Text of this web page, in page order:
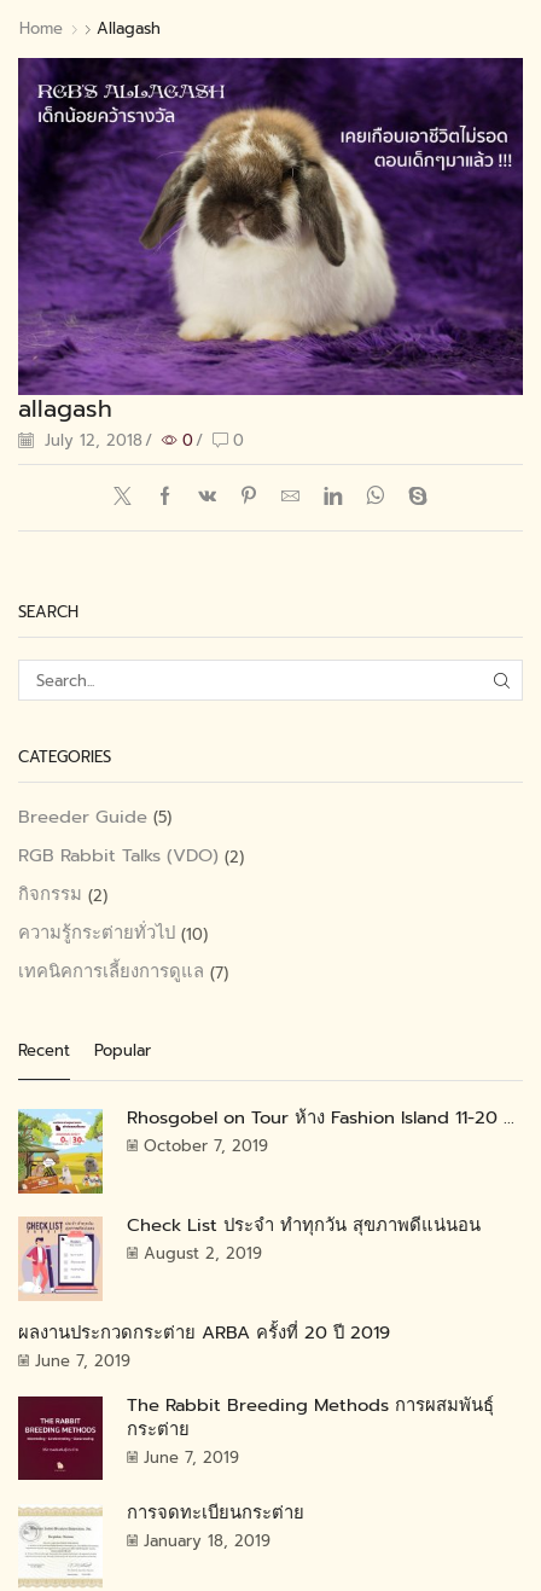
Home Allagash
allagash
July 12, 2018/ 0/ 0
SEARCH
CATEGORIES
Breeder Guide (5)
RGB Rabbit Talks (VDO) (2)
กิจกรรม (2)
ความรู้กระต่ายทั่วไป (10)
เทคนิคการเลี้ยงการดูแล (7)
Recent Popular
Rhosgobel on Tour ห้าง Fashion Island 11-20 ...
October 7, 2019
Check List ประจำ ทำทุกวัน สุขภาพดีแน่นอน
August 2, 2019
ผลงานประกวดกระต่าย ARBA ครั้งที่ 20 ปี 2019
June 7, 2019
The Rabbit Breeding Methods การผสมพันธุ์
กระต่าย
June 7, 2019
การจดทะเบียนกระต่าย
January 18, 2019